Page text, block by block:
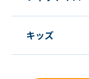
キッズ